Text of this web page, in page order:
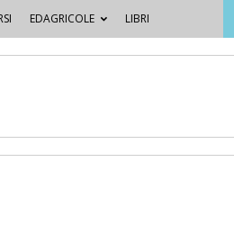
EDAGRICOLE LIBRI